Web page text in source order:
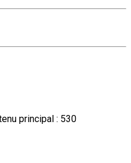
principal : 530